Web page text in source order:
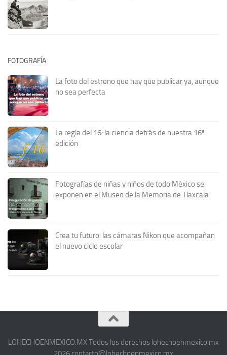
FOTOGRAFÍA
La foto del estreno que hay que publicar ya, aunque
no sea perfecta
La regla del 16: la ciencia detrás de nuestra 16ª
edición
Fotografías de niñas y niños de todo México se
exponen en el Museo de la Memoria de Tlaxcala
Crea tu futuro: las cámaras Nikon que acompañan
el nuevo ciclo escolar
LOHECHOENMEXICO.MX Todos los derechos lohechoenmexico.mx